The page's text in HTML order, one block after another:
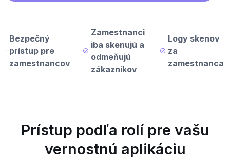
Bezpečný
prístup pre
zamestnancov
Zamestnanci
iba skenujú a
odmeňujú
zákazníkov
Logy skenov
za
zamestnanca
Prístup podľa rolí pre vašu
vernostnú aplikáciu